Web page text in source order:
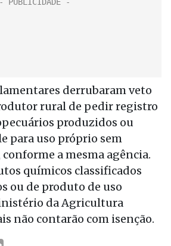
derrubaram veto
rural de pedir registro
produzidos ou
para uso próprio sem
a mesma agência.
químicos classificados
ou de produto de uso
da Agricultura
não contarão com isenção.